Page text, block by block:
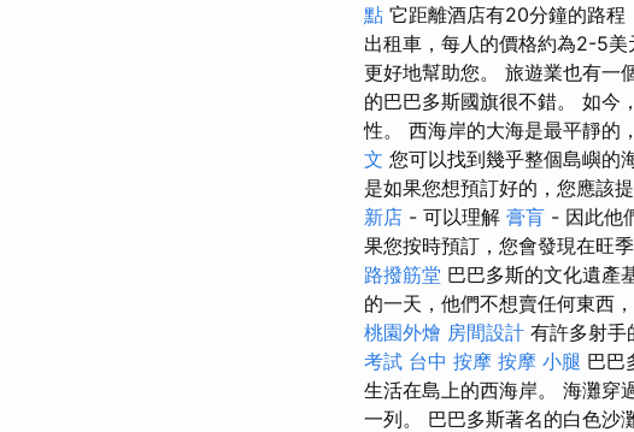
點 它距離酒店有20分鐘的路程
出租車，每人的價格約為2-5美
更好地幫助您。 旅遊業也有一
的巴巴多斯國旗很不錯。 如今
性。 西海岸的大海是最平靜的
文 您可以找到幾乎整個島嶼的
是如果您想預訂好的，您應該
新店 - 可以理解 膏肓 - 因此他
果您按時預訂，您會發現在旺
路撥筋堂 巴巴多斯的文化遺產
的一天，他們不想賣任何東西
桃園外燴 房間設計 有許多射手
考試 台中 按摩 按摩 小腿 巴巴
生活在島上的西海岸。 海灘穿
一列。 巴巴多斯著名的白色沙